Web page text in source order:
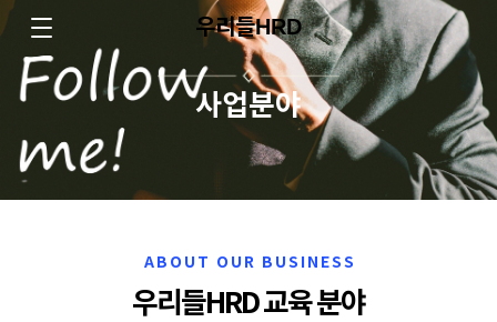
우리들HRD
사업분야
ABOUT OUR BUSINESS
우리들HRD 교육 분야